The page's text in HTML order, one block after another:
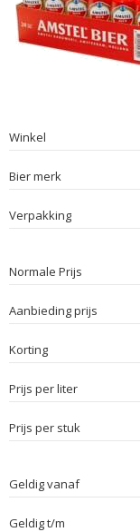
Winkel
Bier merk
Verpakking
Normale Prijs
Aanbieding prijs
Korting
Prijs per liter
Prijs per stuk
Geldig vanaf
Geldig t/m